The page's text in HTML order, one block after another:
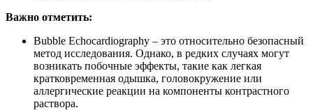
Важно отметить:
Bubble Echocardiography – это относительно безопасный
метод исследования. Однако, в редких случаях могут
возникать побочные эффекты, такие как легкая
кратковременная одышка, головокружение или
аллергические реакции на компоненты контрастного
раствора.